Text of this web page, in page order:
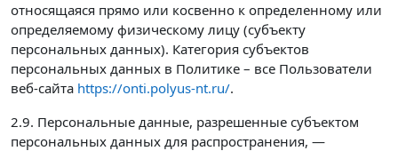
относящаяся прямо или косвенно к определенному или
определяемому физическому лицу (субъекту
персональных данных). Категория субъектов
персональных данных в Политике – все Пользователи
веб-сайта https://onti.polyus-nt.ru/.
2.9. Персональные данные, разрешенные субъектом
персональных данных для распространения, —